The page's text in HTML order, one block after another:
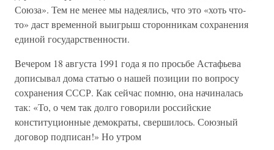
Союза». Тем не менее мы надеялись, что это «хоть что-
то» даст временной выигрыш сторонникам сохранения
единой государственности.
Вечером 18 августа 1991 года я по просьбе Астафьева
дописывал дома статью о нашей позиции по вопросу
сохранения СССР. Как сейчас помню, она начиналась
так: «То, о чем так долго говорили российские
конституционные демократы, свершилось. Союзный
договор подписан!» Но утром